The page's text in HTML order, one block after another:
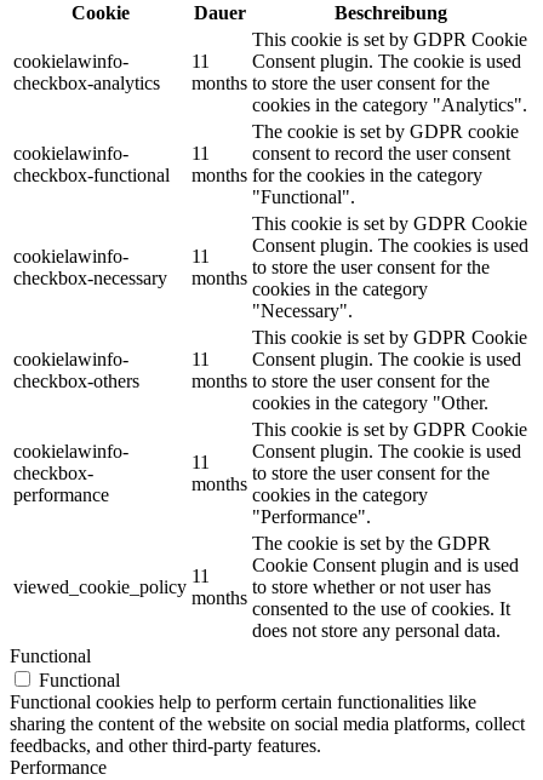
Cookie
Dauer Beschreibung
cookielawinfo-
checkbox-analytics
11
months
This cookie is set by GDPR Cookie
Consent plugin. The cookie is used
to store the user consent for the
cookies in the category "Analytics".
cookielawinfo-
checkbox-functional
11
months
The cookie is set by GDPR cookie
consent to record the user consent
for the cookies in the category
"Functional".
cookielawinfo-
checkbox-necessary
11
months
This cookie is set by GDPR Cookie
Consent plugin. The cookies is used
to store the user consent for the
cookies in the category
"Necessary".
cookielawinfo-
checkbox-others
11
months
This cookie is set by GDPR Cookie
Consent plugin. The cookie is used
to store the user consent for the
cookies in the category "Other.
cookielawinfo-
checkbox-
performance
11
months
This cookie is set by GDPR Cookie
Consent plugin. The cookie is used
to store the user consent for the
cookies in the category
"Performance".
viewed_cookie_policy
11
months
The cookie is set by the GDPR
Cookie Consent plugin and is used
to store whether or not user has
consented to the use of cookies. It
does not store any personal data.
Functional
Functional
Functional cookies help to perform certain functionalities like
sharing the content of the website on social media platforms, collect
feedbacks, and other third-party features.
Performance